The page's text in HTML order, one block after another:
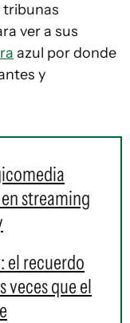
tribunas
ver a sus
azul por donde
y
streaming
el recuerdo
veces que el